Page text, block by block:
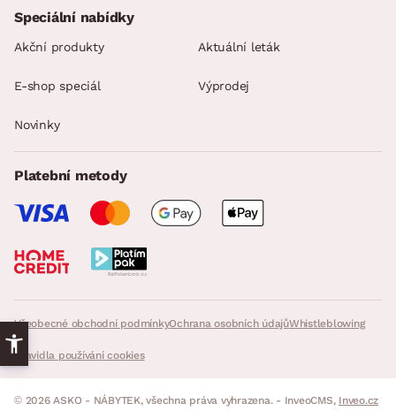
Všeobecné obchodní podmínkyOchrana osobních údajůWhistleblowing
Pravidla používání cookies
Speciální nabídky
Akční produkty Aktuální leták
E-shop speciál Výprodej
Novinky
Platební metody
© 2026 ASKO - NÁBYTEK, všechna práva vyhrazena. - InveoCMS, Inveo.cz